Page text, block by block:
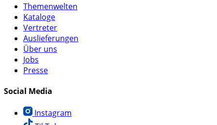
Themenwelten
Kataloge
Vertreter
Auslieferungen
Über uns
Jobs
Presse
Social Media
Instagram